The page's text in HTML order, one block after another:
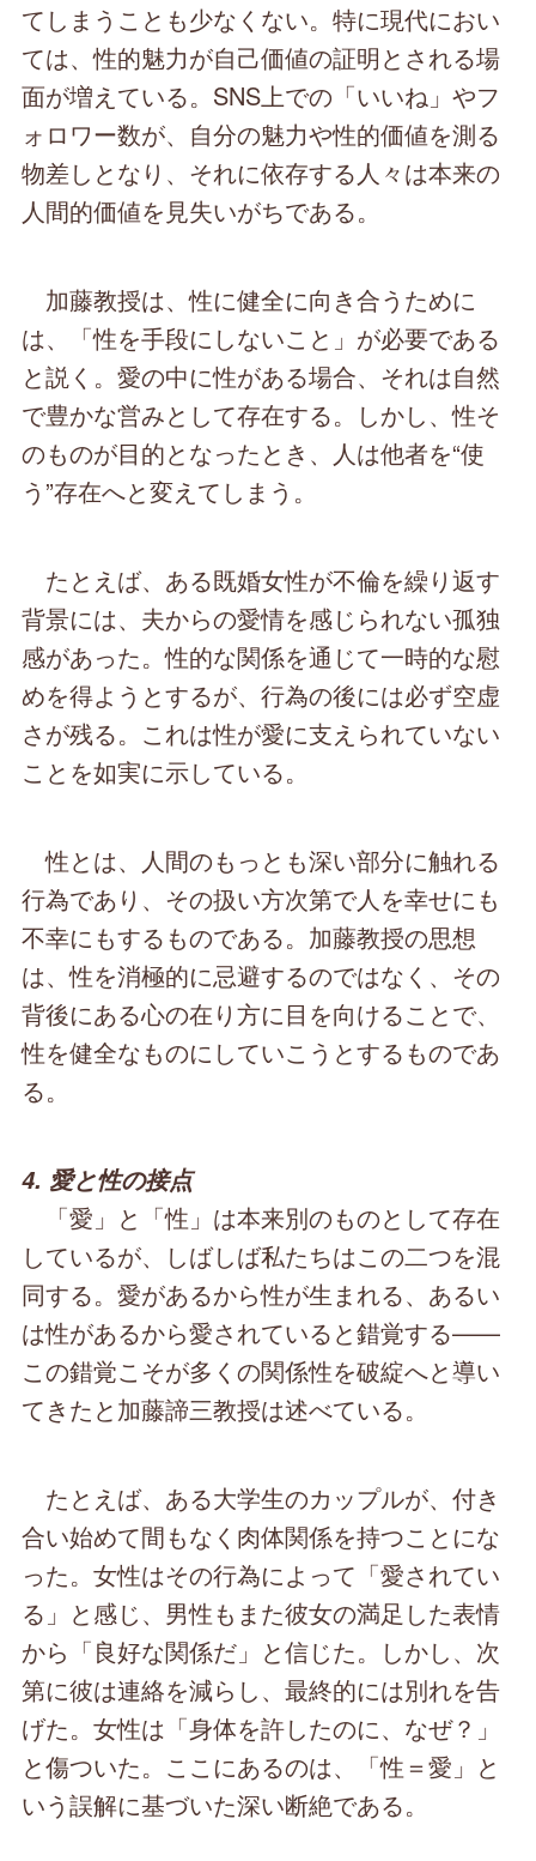
てしまうことも少なくない。特に現代におい
ては、性的魅力が自己価値の証明とされる場
面が増えている。SNS上での「いいね」やフ
ォロワー数が、自分の魅力や性的価値を測る
物差しとなり、それに依存する人々は本来の
人間的価値を見失いがちである。
加藤教授は、性に健全に向き合うために
は、「性を手段にしないこと」が必要である
と説く。愛の中に性がある場合、それは自然
で豊かな営みとして存在する。しかし、性そ
のものが目的となったとき、人は他者を“使
う”存在へと変えてしまう。
たとえば、ある既婚女性が不倫を繰り返す
背景には、夫からの愛情を感じられない孤独
感があった。性的な関係を通じて一時的な慰
めを得ようとするが、行為の後には必ず空虚
さが残る。これは性が愛に支えられていない
ことを如実に示している。
性とは、人間のもっとも深い部分に触れる
行為であり、その扱い方次第で人を幸せにも
不幸にもするものである。加藤教授の思想
は、性を消極的に忌避するのではなく、その
背後にある心の在り方に目を向けることで、
性を健全なものにしていこうとするものであ
る。
4. 愛と性の接点
「愛」と「性」は本来別のものとして存在
しているが、しばしば私たちはこの二つを混
同する。愛があるから性が生まれる、あるい
は性があるから愛されていると錯覚する——
この錯覚こそが多くの関係性を破綻へと導い
てきたと加藤諦三教授は述べている。
たとえば、ある大学生のカップルが、付き
合い始めて間もなく肉体関係を持つことにな
った。女性はその行為によって「愛されてい
る」と感じ、男性もまた彼女の満足した表情
から「良好な関係だ」と信じた。しかし、次
第に彼は連絡を減らし、最終的には別れを告
げた。女性は「身体を許したのに、なぜ？」
と傷ついた。ここにあるのは、「性＝愛」と
いう誤解に基づいた深い断絶である。